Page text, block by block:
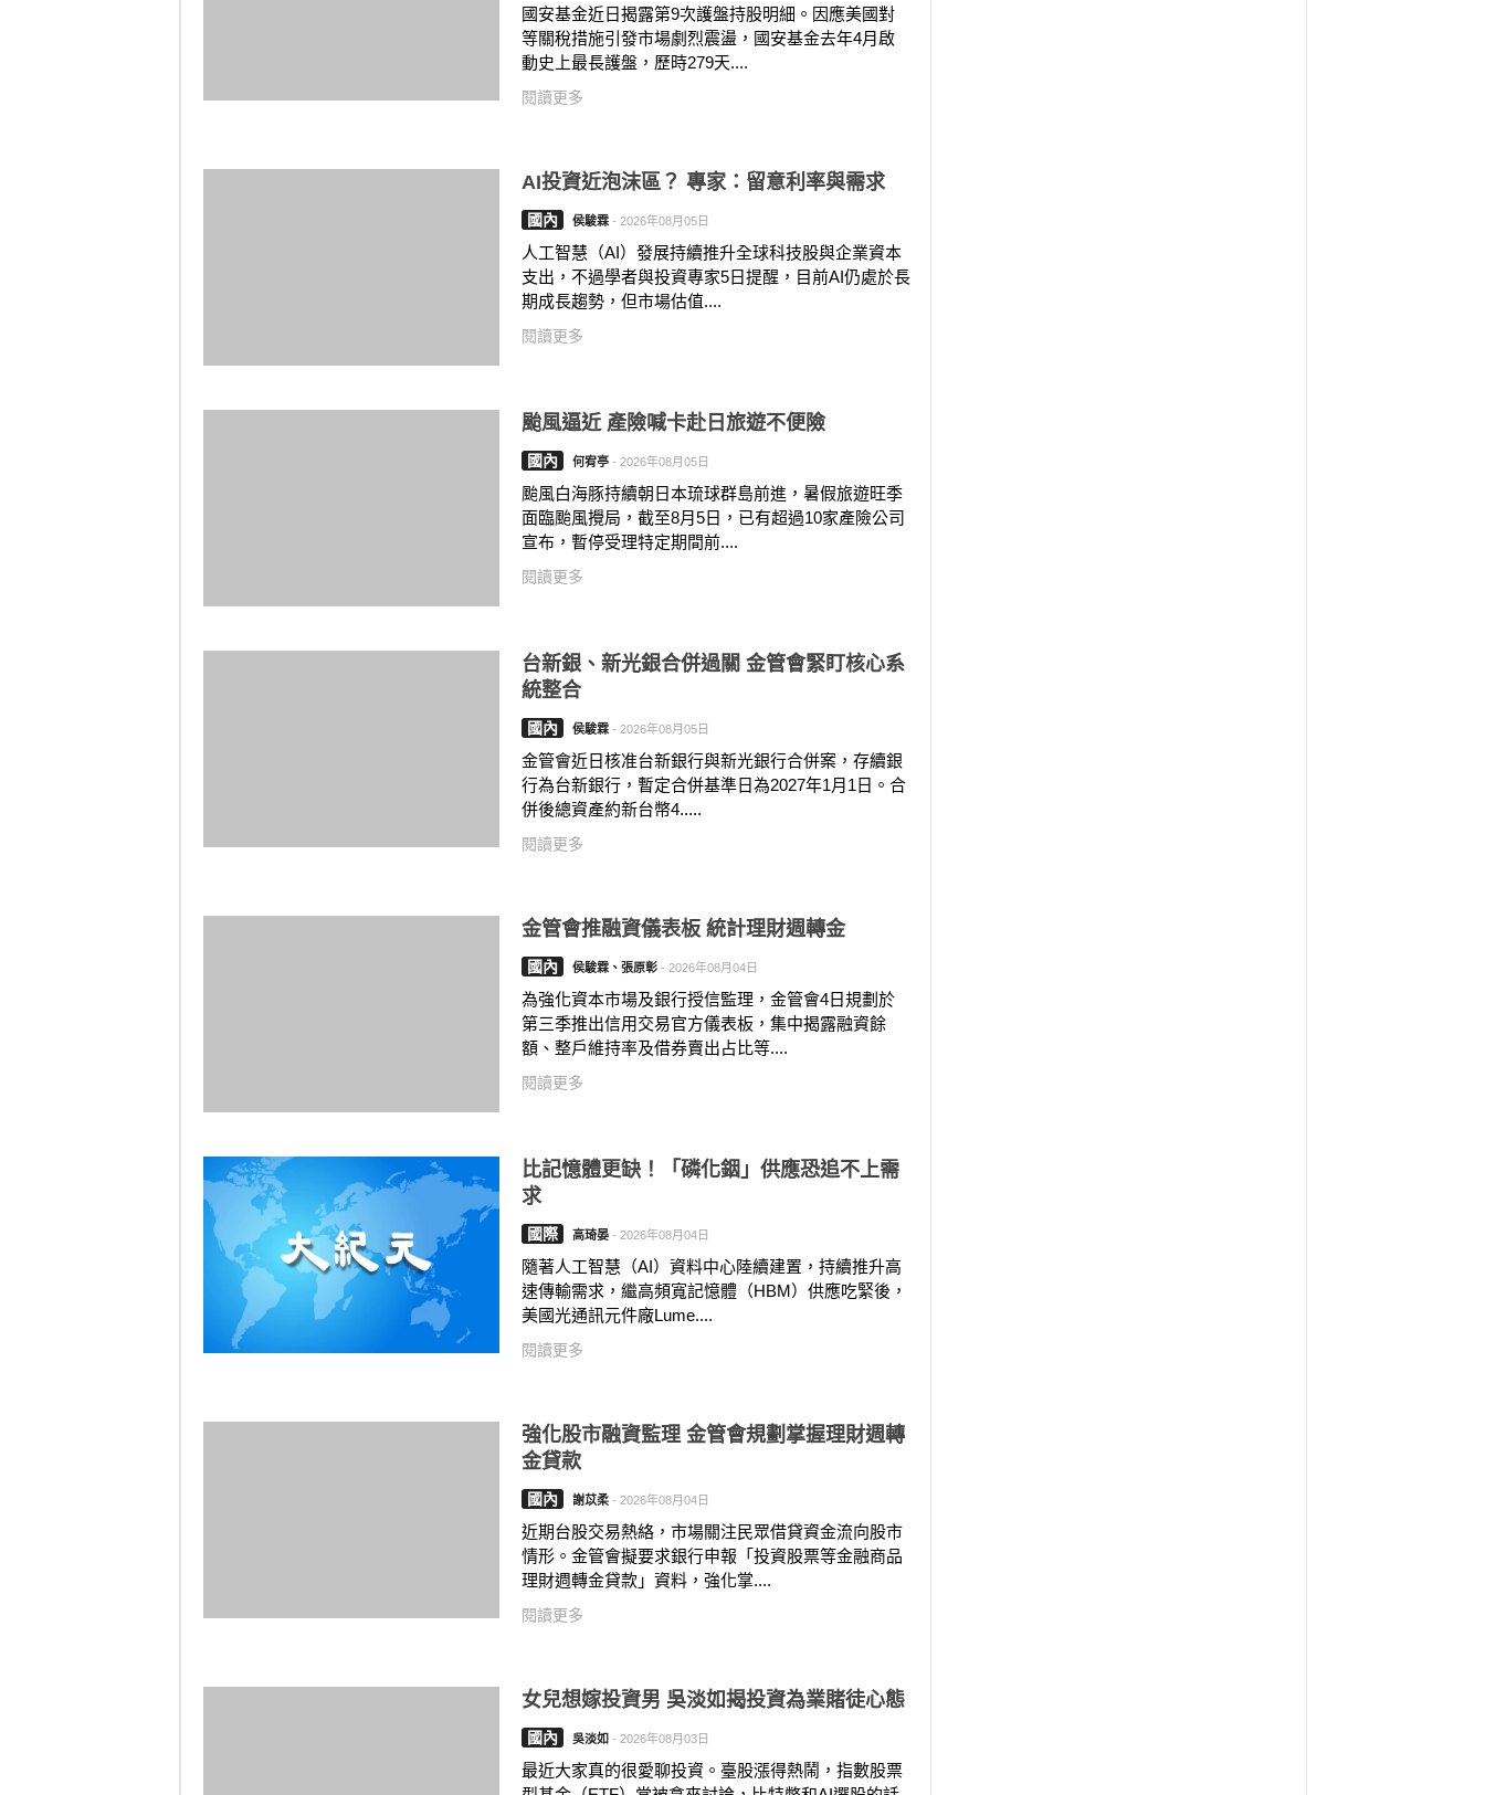
國安基金近日揭露第9次護盤持股明細。因應美國對
等關稅措施引發市場劇烈震盪，國安基金去年4月啟
動史上最長護盤，歷時279天....
閱讀更多
AI投資近泡沫區？ 專家：留意利率與需求
國內 侯駿霖 - 2026年08月05日
人工智慧（AI）發展持續推升全球科技股與企業資本
支出，不過學者與投資專家5日提醒，目前AI仍處於長
期成長趨勢，但市場估值....
閱讀更多
颱風逼近 產險喊卡赴日旅遊不便險
國內 何宥亭 - 2026年08月05日
颱風白海豚持續朝日本琉球群島前進，暑假旅遊旺季
面臨颱風攪局，截至8月5日，已有超過10家產險公司
宣布，暫停受理特定期間前....
閱讀更多
台新銀、新光銀合併過關 金管會緊盯核心系
統整合
國內 侯駿霖 - 2026年08月05日
金管會近日核准台新銀行與新光銀行合併案，存續銀
行為台新銀行，暫定合併基準日為2027年1月1日。合
併後總資產約新台幣4.....
閱讀更多
金管會推融資儀表板 統計理財週轉金
國內 侯駿霖、張原彰 - 2026年08月04日
為強化資本市場及銀行授信監理，金管會4日規劃於
第三季推出信用交易官方儀表板，集中揭露融資餘
額、整戶維持率及借券賣出占比等....
閱讀更多
比記憶體更缺！「磷化銦」供應恐追不上需
求
國際 高琦晏 - 2026年08月04日
隨著人工智慧（AI）資料中心陸續建置，持續推升高
速傳輸需求，繼高頻寬記憶體（HBM）供應吃緊後，
美國光通訊元件廠Lume....
閱讀更多
強化股市融資監理 金管會規劃掌握理財週轉
金貸款
國內 謝苡柔 - 2026年08月04日
近期台股交易熱絡，市場關注民眾借貸資金流向股市
情形。金管會擬要求銀行申報「投資股票等金融商品
理財週轉金貸款」資料，強化掌....
閱讀更多
女兒想嫁投資男 吳淡如揭投資為業賭徒心態
國內 吳淡如 - 2026年08月03日
最近大家真的很愛聊投資。臺股漲得熱鬧，指數股票